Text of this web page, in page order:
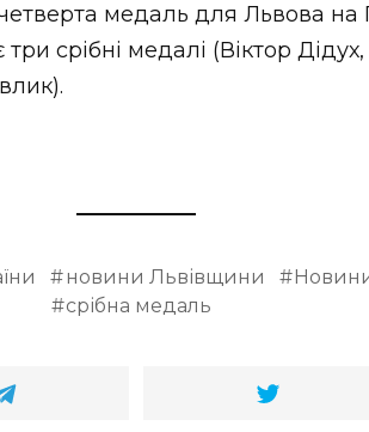
медаль для Львова на
три срібні медалі (Віктор
новини Львівщини
срібна медаль